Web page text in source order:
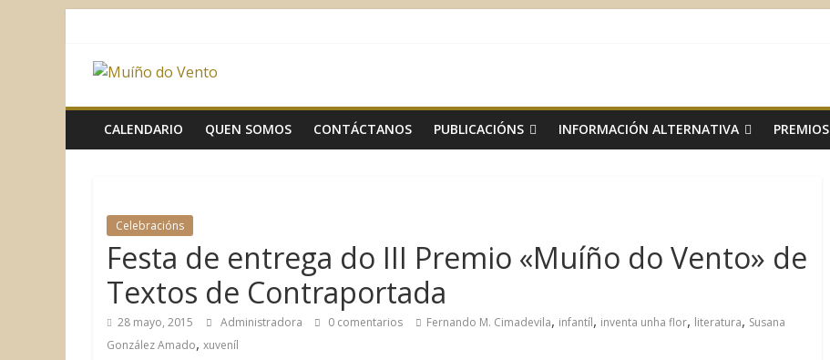
contenido
Muíño
do
Asociación
Sociocultural
CALENDARIO QUEN SOMOS CONTÁCTANOS PUBLICACIÓNS INFORMACIÓN ALTERNATIVA PREMIOS
Celebracións
Festa de entrega do III Premio «Muíño do Vento» de
Textos de Contraportada
28 mayo, 2015 Administradora 0 comentarios Fernando M. Cimadevila, infantíl, inventa unha flor, literatura, Susana
González Amado, xuveníl